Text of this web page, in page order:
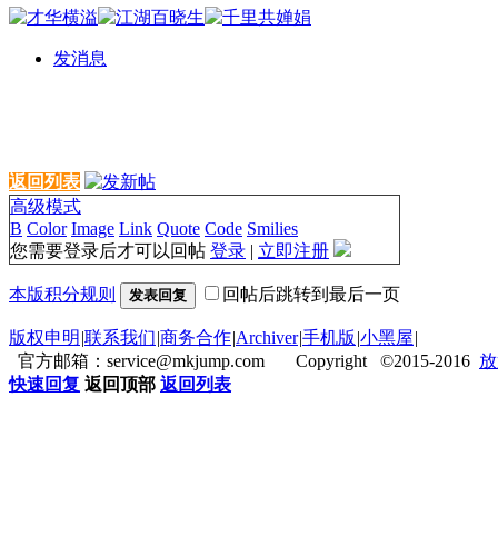
发消息
返回列表
高级模式
B Color Image Link Quote Code Smilies
您需要登录后才可以回帖 登录 | 立即注册
本版积分规则 发表回复 回帖后跳转到最后一页
版权申明 |联系我们|商务合作|Archiver|手机版 |小黑屋|
官方邮箱：service@mkjump.com Copyright ©2015-2016
快速回复 返回顶部 返回列表